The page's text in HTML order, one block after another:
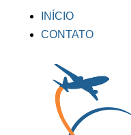
INÍCIO
CONTATO